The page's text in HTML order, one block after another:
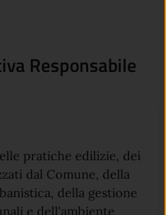
Responsabile
pratiche edilizie, dei
dal Comune, della
della gestione
e dell'ambiente